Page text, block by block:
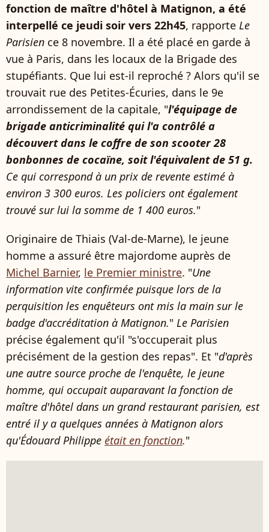
fonction de maître d'hôtel à Matignon, a été
interpellé ce jeudi soir vers 22h45, rapporte Le
Parisien ce 8 novembre. Il a été placé en garde à
vue à Paris, dans les locaux de la Brigade des
stupéfiants. Que lui est-il reproché ? Alors qu'il se
trouvait rue des Petites-Écuries, dans le 9e
arrondissement de la capitale, "l'équipage de
brigade anticriminalité qui l'a contrôlé a
découvert dans le coffre de son scooter 28
bonbonnes de cocaïne, soit l'équivalent de 51 g.
Ce qui correspond à un prix de revente estimé à
environ 3 300 euros. Les policiers ont également
trouvé sur lui la somme de 1 400 euros."
Originaire de Thiais (Val-de-Marne), le jeune
homme a assuré être majordome auprès de
Michel Barnier, le Premier ministre. "Une
information vite confirmée puisque lors de la
perquisition les enquêteurs ont mis la main sur le
badge d'accréditation à Matignon." Le Parisien
précise également qu'il "s'occuperait plus
précisément de la gestion des repas". Et "d'après
une autre source proche de l'enquête, le jeune
homme, qui occupait auparavant la fonction de
maître d'hôtel dans un grand restaurant parisien, est
entré il y a quelques années à Matignon alors
qu'Édouard Philippe était en fonction."